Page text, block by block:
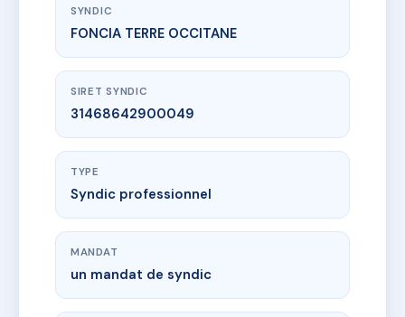
SYNDIC
FONCIA TERRE OCCITANE
SIRET SYNDIC
31468642900049
TYPE
Syndic professionnel
MANDAT
un mandat de syndic